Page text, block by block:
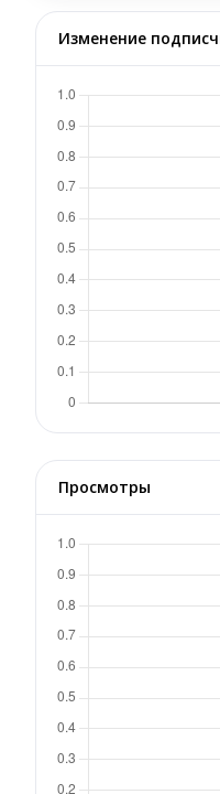
Изменение
Просмотры